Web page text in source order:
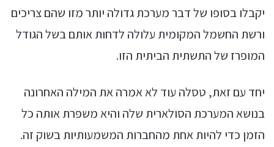
יקבלו בסופו של דבר מערכת גדולה יותר מזו שהם צריכים
ורשת החשמל המקומית עלולה לדחות אותם בשל הגודל
המופרז של התשתית הביתית הזו.
יחד עם זאת, טסלה עוד לא אמרה את המילה האחרונה
בנושא המערכת הסולארית שלה והיא משפרת אותה כל
הזמן כדי להיות אחת מהחברות המשמעותיות בשוק זה.